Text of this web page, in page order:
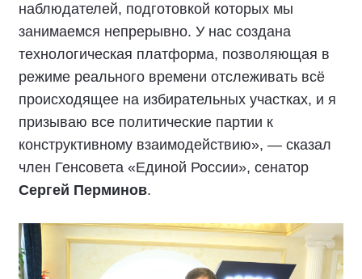
наблюдателей, подготовкой которых мы
занимаемся непрерывно. У нас создана
технологическая платформа, позволяющая в
режиме реального времени отслеживать всё
происходящее на избирательных участках, и я
призываю все политические партии к
конструктивному взаимодействию», — сказал
член Генсовета «Единой России», сенатор
Сергей Перминов.